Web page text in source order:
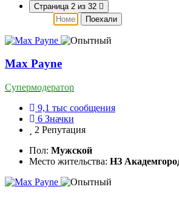
Страница 2 из 32
Поехали
Max Payne
Супермодератор
9,1 тыс сообщения
6 Значки
2 Репутация
Пол: Мужской
Место жительства: НЗ